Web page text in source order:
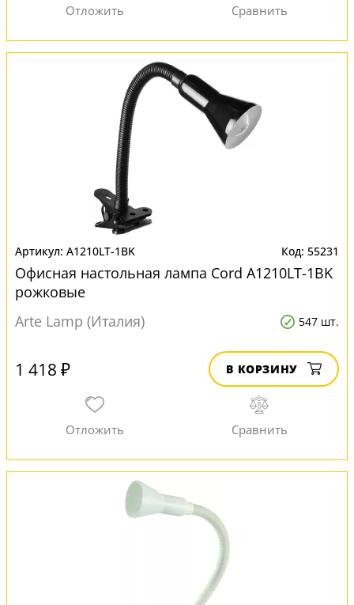
A1210LT-1BK 55231
Офисная настольная лампа Cord A1210LT-1BK
рожковые
Arte Lamp (Италия)
547 шт.
1 418 ₽ В КОРЗИНУ